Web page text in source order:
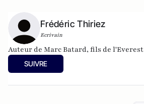
Frédéric Thiriez
Ecrivain
Auteur de Marc Batard, fils de l'Everest
SUIVRE